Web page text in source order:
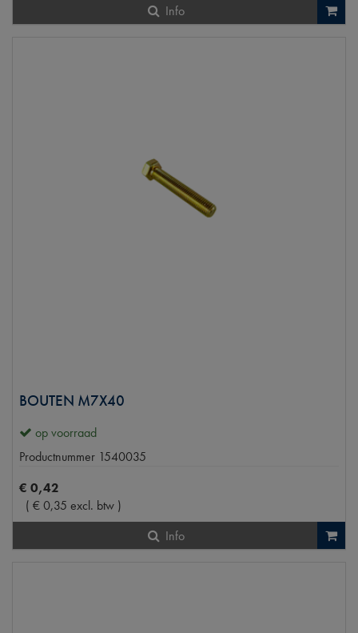
Info
BOUTEN M7X40
op voorraad
Productnummer 1540035
€ 0,42
( €0,35 excl. btw )
Info